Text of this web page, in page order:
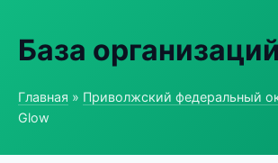
База организаций
Главная » Приволжский федеральный
Glow